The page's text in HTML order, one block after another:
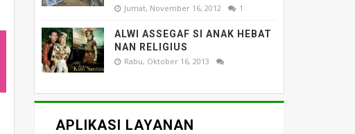
Jumat, November 16, 2012 1
ALWI ASSEGAF SI ANAK HEBAT
NAN RELIGIUS
Rabu, Oktober 16, 2013
APLIKASI LAYANAN